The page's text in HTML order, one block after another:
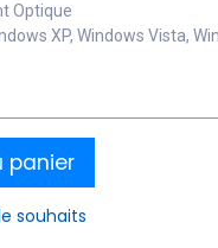
Optique
XP, Windows Vista,
panier
souhaits